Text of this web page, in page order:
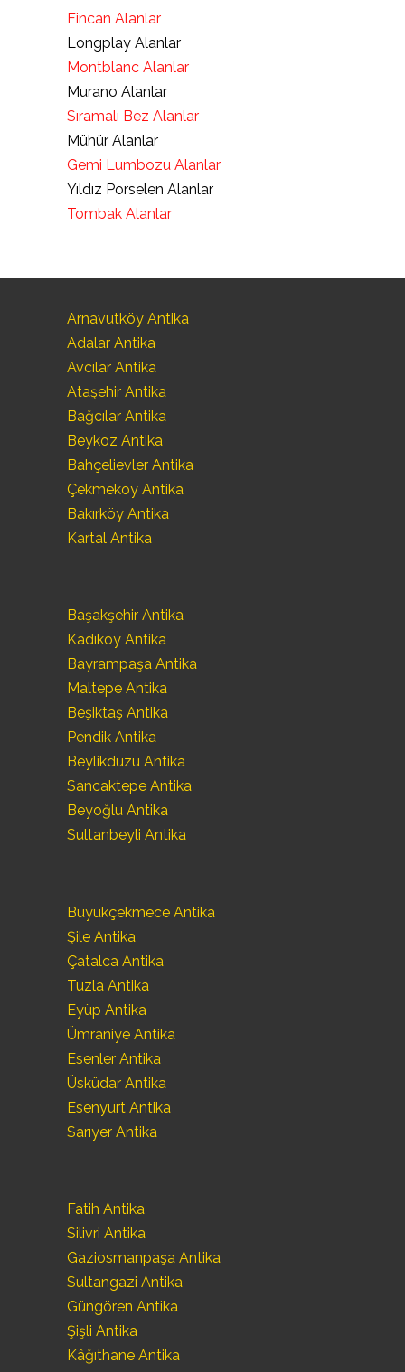
Fincan Alanlar
Longplay Alanlar
Montblanc Alanlar
Murano Alanlar
Sıramalı Bez Alanlar
Mühür Alanlar
Gemi Lumbozu Alanlar
Yıldız Porselen Alanlar
Tombak Alanlar
Arnavutköy Antika
Adalar Antika
Avcılar Antika
Ataşehir Antika
Bağcılar Antika
Beykoz Antika
Bahçelievler Antika
Çekmeköy Antika
Bakırköy Antika
Kartal Antika
Başakşehir Antika
Kadıköy Antika
Bayrampaşa Antika
Maltepe Antika
Beşiktaş Antika
Pendik Antika
Beylikdüzü Antika
Sancaktepe Antika
Beyoğlu Antika
Sultanbeyli Antika
Büyükçekmece Antika
Şile Antika
Çatalca Antika
Tuzla Antika
Eyüp Antika
Ümraniye Antika
Esenler Antika
Üsküdar Antika
Esenyurt Antika
Sarıyer Antika
Fatih Antika
Silivri Antika
Gaziosmanpaşa Antika
Sultangazi Antika
Güngören Antika
Şişli Antika
Kâğıthane Antika